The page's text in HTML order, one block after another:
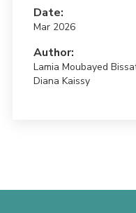
Date:
Mar 2026
Author:
Lamia Moubayed
Diana Kaissy